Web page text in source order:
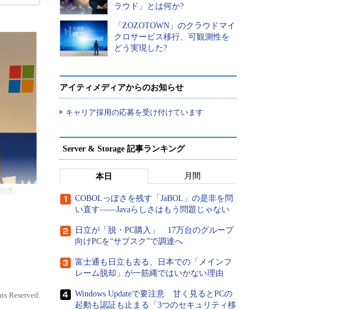
氏
するコ
Reserved.
ラウド」とは何か?
「ZOZOTOWN」のクラウドマイ
クロサービス移行、可観測性を
どう実現した?
アイティメディアからのお知らせ
キャリア採用の応募を受け付けています
Server & Storage 記事ランキング
本日 月間
COBOLっぽさを残す「JaBOL」の是非を問
い直す――Javaらしさはもう問題じゃない
日立が「脱・PC購入」 17万台のグループ
向けPCを“サブスク”で調達へ
富士通も日立も去る、日本での「メインフ
レーム脱却」が一筋縄ではいかない理由
Windows Updateで要注意 甘く見るとPCの
起動も認証も止まる「3つのセキュリティ移